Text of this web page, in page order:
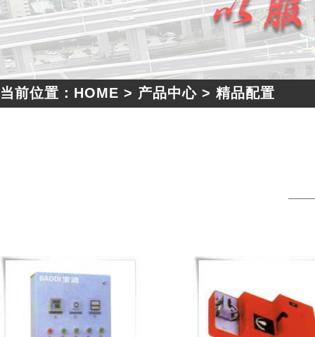
当前位置：HOME > 产品中心 > 精品配置